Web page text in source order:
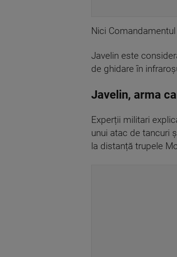
Nici
Javelin este
de ghidare în
Javelin, arma
Experții militari
unui atac de tancuri
la distanță trupele